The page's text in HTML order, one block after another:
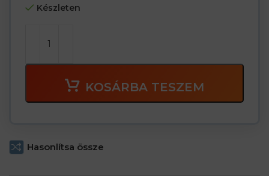
Készleten
KOSÁRBA TESZEM
Hasonlítsa össze